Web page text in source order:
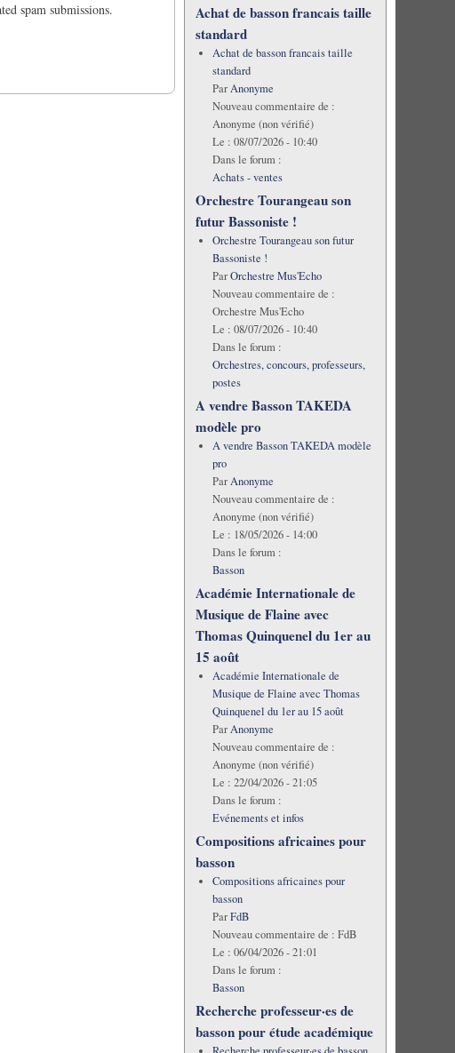
spam submissions.
Achat de basson francais taille
standard
Achat de basson francais taille
standard
ParAnonyme
Nouveau commentaire de :
Anonyme (non vérifié)
Le : 08/07/2026 - 10:40
Dans le forum :
Achats - ventes
Orchestre Tourangeau son
futur Bassoniste !
Orchestre Tourangeau son futur
Bassoniste !
ParOrchestre Mus'Echo
Nouveau commentaire de :
Orchestre Mus'Echo
Le : 08/07/2026 - 10:40
Dans le forum :
Orchestres, concours, professeurs,
postes
A vendre Basson TAKEDA
modèle pro
A vendre Basson TAKEDA modèle
pro
ParAnonyme
Nouveau commentaire de :
Anonyme (non vérifié)
Le : 18/05/2026 - 14:00
Dans le forum :
Basson
Académie Internationale de
Musique de Flaine avec
Thomas Quinquenel du 1er au
15 août
Académie Internationale de
Musique de Flaine avec Thomas
Quinquenel du 1er au 15 août
ParAnonyme
Nouveau commentaire de :
Anonyme (non vérifié)
Le : 22/04/2026 - 21:05
Dans le forum :
Evénements et infos
Compositions africaines pour
basson
Compositions africaines pour
basson
ParFdB
Nouveau commentaire de : FdB
Le : 06/04/2026 - 21:01
Dans le forum :
Basson
Recherche professeur·es de
basson pour étude académique